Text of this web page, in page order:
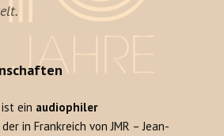
ist ein audiophiler
der in Frankreich von JMR – Jean-